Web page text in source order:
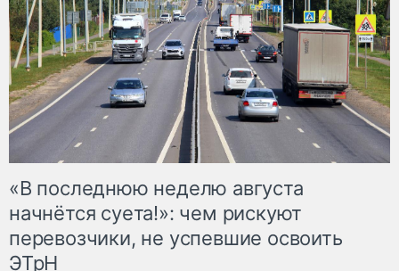
«В последнюю неделю августа
начнётся суета!»: чем рискуют
перевозчики, не успевшие освоить
ЭТрН